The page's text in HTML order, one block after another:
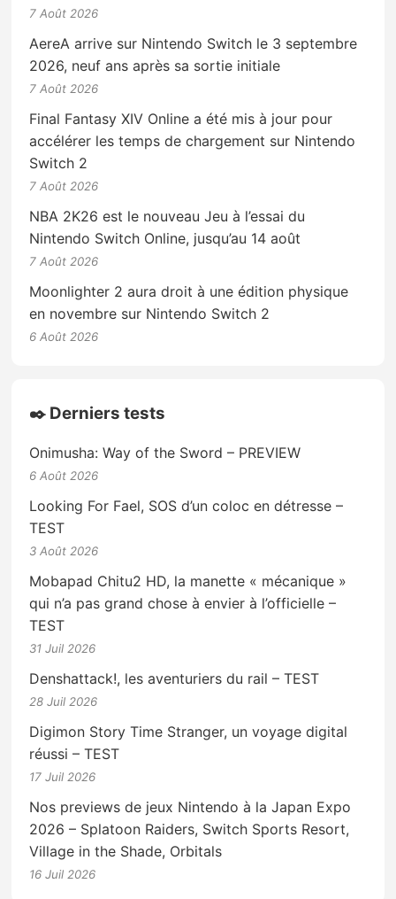
7 Août 2026
AereA arrive sur Nintendo Switch le 3 septembre
2026, neuf ans après sa sortie initiale
7 Août 2026
Final Fantasy XIV Online a été mis à jour pour
accélérer les temps de chargement sur Nintendo
Switch 2
7 Août 2026
NBA 2K26 est le nouveau Jeu à l’essai du
Nintendo Switch Online, jusqu’au 14 août
7 Août 2026
Moonlighter 2 aura droit à une édition physique
en novembre sur Nintendo Switch 2
6 Août 2026
✒️ Derniers tests
Onimusha: Way of the Sword – PREVIEW
6 Août 2026
Looking For Fael, SOS d’un coloc en détresse –
TEST
3 Août 2026
Mobapad Chitu2 HD, la manette « mécanique »
qui n’a pas grand chose à envier à l’officielle –
TEST
31 Juil 2026
Denshattack!, les aventuriers du rail – TEST
28 Juil 2026
Digimon Story Time Stranger, un voyage digital
réussi – TEST
17 Juil 2026
Nos previews de jeux Nintendo à la Japan Expo
2026 – Splatoon Raiders, Switch Sports Resort,
Village in the Shade, Orbitals
16 Juil 2026